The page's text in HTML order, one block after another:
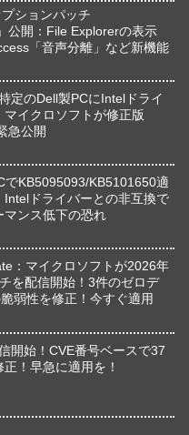
ションパッチ
公開：File Explorerの表示
「音声分離」など新機能
定のDell製PCにIntelドライ
マイクロソフトが修正版
急公開
でKB5095093/KB5101650適
Intelドライバーとの非互換で
マンス低下の恐れ
：マイクロソフトが2026年
を配信開始！3件のゼロデ
弱性を修正！今すぐ適用
開始！CVE番号ベースで37
！早急に適用を！